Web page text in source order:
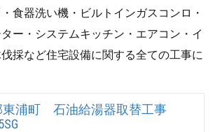
食器洗い機・ビルトインガスコンロ・
ー・システムキッチン・エアコン・イ
採など住宅設備に関する全ての工事に
東浦町 石油給湯器取替工事